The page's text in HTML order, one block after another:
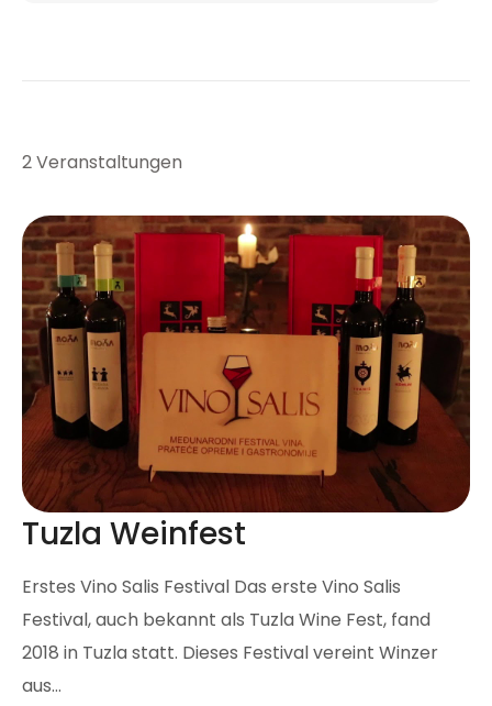
2 Veranstaltungen
Tuzla Weinfest
Erstes Vino Salis Festival Das erste Vino Salis
Festival, auch bekannt als Tuzla Wine Fest, fand
2018 in Tuzla statt. Dieses Festival vereint Winzer
aus…